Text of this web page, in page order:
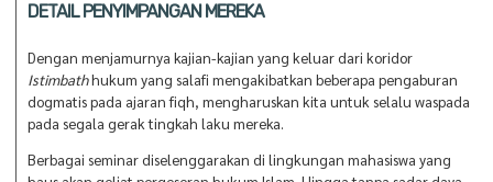
DETAIL PENYIMPANGAN MEREKA
Dengan menjamurnya kajian-kajian yang keluar dari koridor
Istimbathhukum yang salafi mengakibatkan beberapa pengaburan
dogmatis pada ajaran fiqh, mengharuskan kita untuk selalu waspada
pada segala gerak tingkah laku mereka.
Berbagai seminar diselenggarakan di lingkungan mahasiswa yang